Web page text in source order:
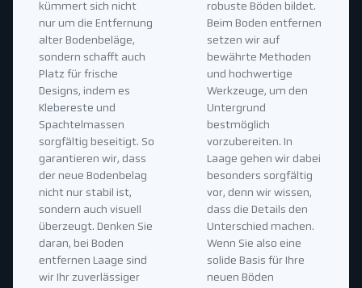
robuste Böden bildet.
Beim Boden entfernen
setzen wir auf
bewährte Methoden
und hochwertige
Werkzeuge, um den
Untergrund
bestmöglich
vorzubereiten. In
Laage gehen wir dabei
besonders sorgfältig
vor, denn wir wissen,
dass die Details den
Unterschied machen.
Wenn Sie also eine
solide Basis für Ihre
neuen Böden
kümmert sich nicht
nur um die Entfernung
alter Bodenbeläge,
sondern schafft auch
Platz für frische
Designs, indem es
Klebereste und
Spachtelmassen
sorgfältig beseitigt. So
garantieren wir, dass
der neue Bodenbelag
nicht nur stabil ist,
sondern auch visuell
überzeugt. Denken Sie
daran, bei Boden
entfernen Laage sind
wir Ihr zuverlässiger